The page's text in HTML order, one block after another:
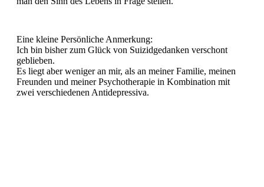
Eine kleine Persönliche Anmerkung:
Ich bin bisher zum Glück von Suizidgedanken verschont
geblieben.
Es liegt aber weniger an mir, als an meiner Familie, meinen
Freunden und meiner Psychotherapie in Kombination mit
zwei verschiedenen Antidepressiva.